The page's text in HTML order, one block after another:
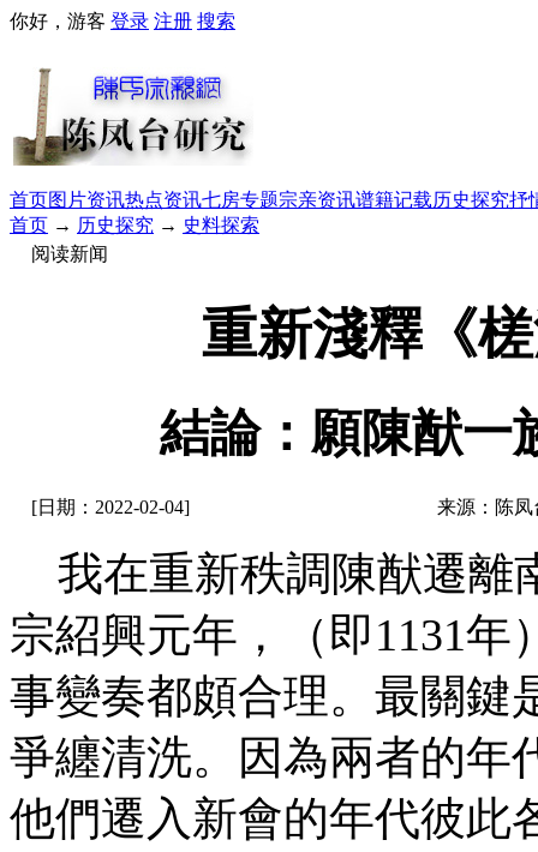
你好，游客 登录 注册 搜索
首页图片资讯热点资讯七房专题宗亲资讯谱籍记载历史探究抒
首页 → 历史探究 → 史料探索
阅读新闻
重新淺釋《
結論：願陳猷一
[日期：2022-02-04] 来源：陈
我在重新秩調陳猷遷離
宗紹興元年，（即1131
事變奏都頗合理。最關鍵
爭纏清洗。因為兩者的年
他們遷入新會的年代彼此